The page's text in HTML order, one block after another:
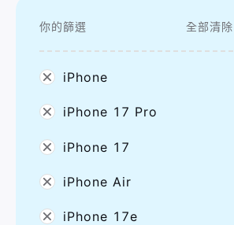
你的篩選 全部清除
iPhone
iPhone 17 Pro
iPhone 17
iPhone Air
iPhone 17e